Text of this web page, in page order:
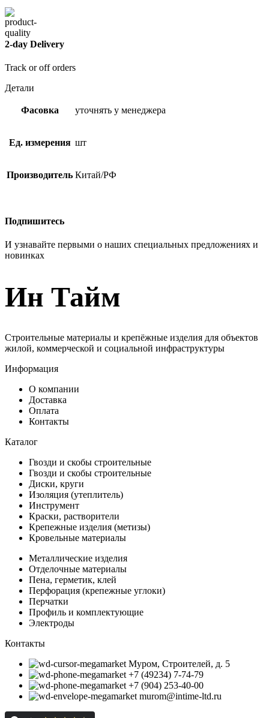
2-day Delivery
Track or off orders
Детали
Фасовка уточнять у менеджера
Ед. измерения шт
Производитель Китай/РФ
Подпишитесь
И узнавайте первыми о наших специальных предложениях и
новинках
Ин Тайм
Строительные материалы и крепёжные изделия для объектов
жилой, коммерческой и социальной инфраструктуры
Информация
О компании
Доставка
Оплата
Контакты
Каталог
Гвозди и скобы строительные
Гвозди и скобы строительные
Диски, круги
Изоляция (утеплитель)
Инструмент
Краски, растворители
Крепежные изделия (метизы)
Кровельные материалы
Металлические изделия
Отделочные материалы
Пена, герметик, клей
Перфорация (крепежные углоки)
Перчатки
Профиль и комплектующие
Электроды
Контакты
Муром, Строителей, д. 5
+7 (49234) 7-74-79
+7 (904) 253-40-00
murom@intime-ltd.ru